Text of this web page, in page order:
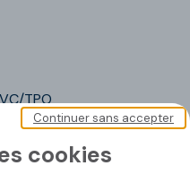
TPO
cookies
Continuer sans accepter